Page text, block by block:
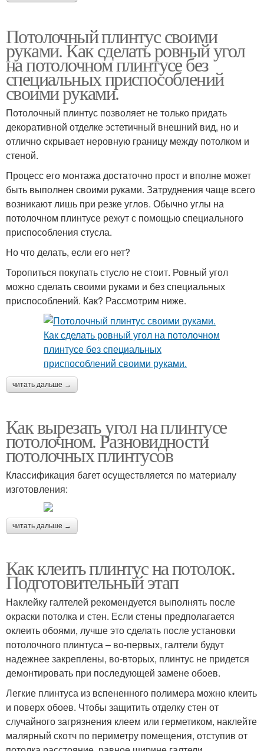
Потолочный плинтус своими
руками. Как сделать ровный угол
на потолочном плинтусе без
специальных приспособлений
своими руками.
Потолочный плинтус позволяет не только придать
декоративной отделке эстетичный внешний вид, но и
отлично скрывает неровную границу между потолком и
стеной.
Процесс его монтажа достаточно прост и вполне может
быть выполнен своими руками. Затруднения чаще всего
возникают лишь при резке углов. Обычно углы на
потолочном плинтусе режут с помощью специального
приспособления стусла.
Но что делать, если его нет?
Торопиться покупать стусло не стоит. Ровный угол
можно сделать своими руками и без специальных
приспособлений. Как? Рассмотрим ниже.
читать дальше →
Как вырезать угол на плинтусе
потолочном. Разновидности
потолочных плинтусов
Классификация багет осуществляется по материалу
изготовления:
читать дальше →
Как клеить плинтус на потолок.
Подготовительный этап
Наклейку галтелей рекомендуется выполнять после
окраски потолка и стен. Если стены предполагается
оклеить обоями, лучше это сделать после установки
потолочного плинтуса – во-первых, галтели будут
надежнее закреплены, во-вторых, плинтус не придется
демонтировать при последующей замене обоев.
Легкие плинтуса из вспененного полимера можно клеить
и поверх обоев. Чтобы защитить отделку стен от
случайного загрязнения клеем или герметиком, наклейте
малярный скотч по периметру помещения, отступив от